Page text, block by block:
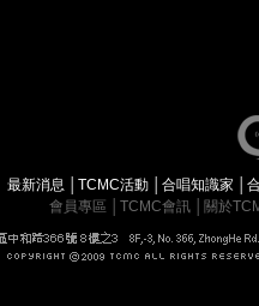
最新消息 │TCMC活動 │合唱知識家 │
會員專區
TCMC會訊 關於